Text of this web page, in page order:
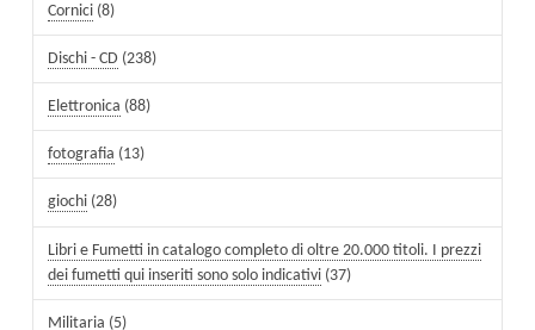
Cornici (8)
Dischi - CD (238)
Elettronica (88)
fotografia (13)
giochi (28)
Libri e Fumetti in catalogo completo di oltre 20.000 titoli. I prezzi
dei fumetti qui inseriti sono solo indicativi (37)
Militaria (5)